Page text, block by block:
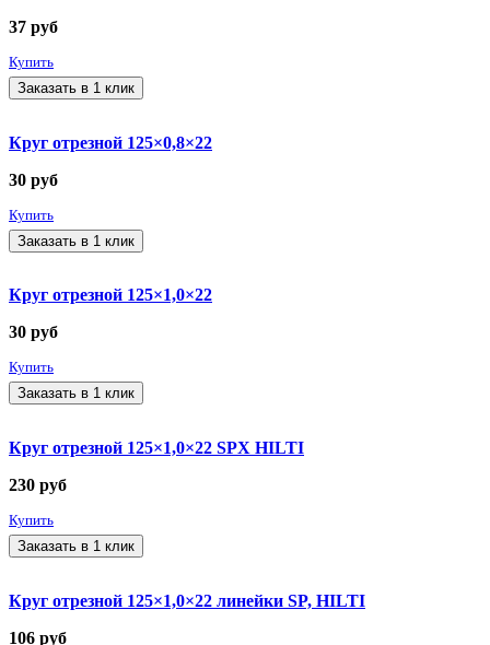
37 руб
Купить
Заказать в 1 клик
Круг отрезной 125×0,8×22
30 руб
Купить
Заказать в 1 клик
Круг отрезной 125×1,0×22
30 руб
Купить
Заказать в 1 клик
Круг отрезной 125×1,0×22 SPX HILTI
230 руб
Купить
Заказать в 1 клик
Круг отрезной 125×1,0×22 линейки SP, HILTI
106 руб